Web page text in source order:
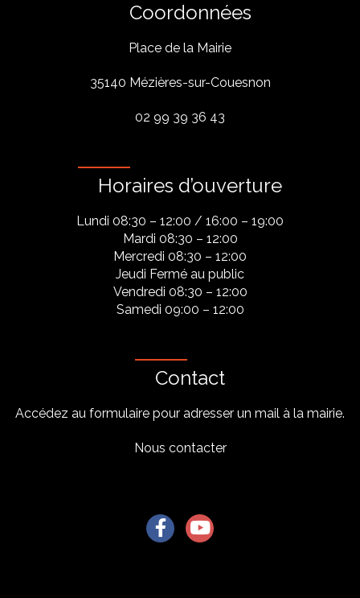
Coordonnées
Place de la Mairie
35140 Mézières-sur-Couesnon
02 99 39 36 43
Horaires d’ouverture
Lundi 08:30 – 12:00 / 16:00 – 19:00
Mardi 08:30 – 12:00
Mercredi 08:30 – 12:00
Jeudi Fermé au public
Vendredi 08:30 – 12:00
Samedi 09:00 – 12:00
Contact
Accédez au formulaire pour adresser un mail à la mairie.
Nous contacter
Lien vers le compte Facebook
Lien vers la chaîne